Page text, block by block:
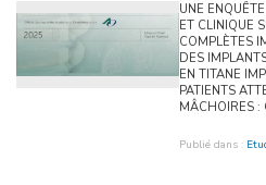
UNE
ET CLINIQUE
COMPLÈTES
DES
EN TITANE
PATIENTS
MÂCHOIRES :
Publié dans :